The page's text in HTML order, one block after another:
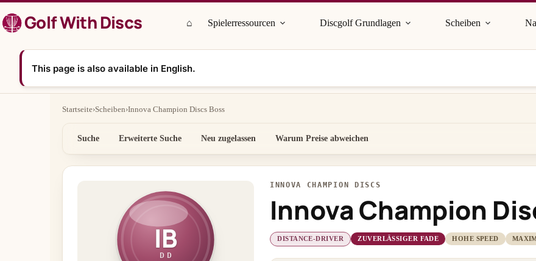
Inhalt
springenGolf With Discs ⌂ Spielerressourcen Discgolf Grundlagen Scheiben
This page is also available in English.
Startseite›Scheiben›Innova Champion Discs Boss
Suche Erweiterte Suche Neu zugelassen Warum Preise abweichen
IB
DD
INNOVA CHAMPION DISCS
Innova Champion
DISTANCE-DRIVER ZUVERLÄSSIGER FADE HOHE SPEED